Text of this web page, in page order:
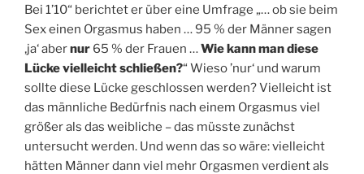
Bei 1’10“ berichtet er über eine Umfrage „… ob sie beim
Sex einen Orgasmus haben … 95 % der Männer sagen
‚ja‘ abernur 65 % der Frauen …Wie kann man diese
Lücke vielleicht schließen?“ Wieso ’nur‘ und warum
sollte diese Lücke geschlossen werden? Vielleicht ist
das männliche Bedürfnis nach einem Orgasmus viel
größer als das weibliche – das müsste zunächst
untersucht werden. Und wenn das so wäre: vielleicht
hätten Männer dann viel mehr Orgasmen verdient als